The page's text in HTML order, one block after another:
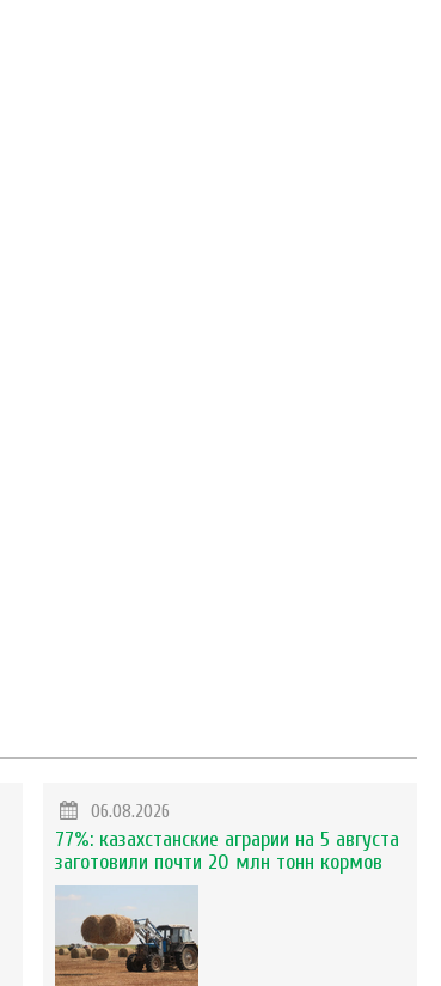
06.08.2026
77%: казахстанские аграрии на 5 августа
заготовили почти 20 млн тонн кормов